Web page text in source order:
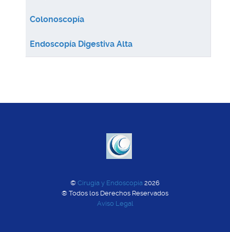
Colonoscopía
Endoscopía Digestiva Alta
© Cirugía y Endoscopía 2026
® Todos los Derechos Reservados
Aviso Legal